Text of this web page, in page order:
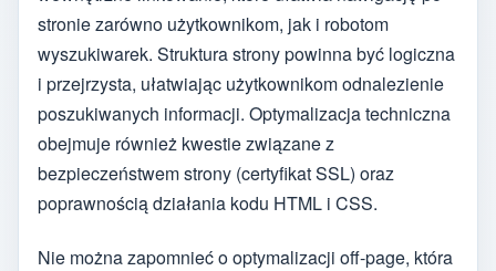
stronie zarówno użytkownikom, jak i robotom
wyszukiwarek. Struktura strony powinna być logiczna
i przejrzysta, ułatwiając użytkownikom odnalezienie
poszukiwanych informacji. Optymalizacja techniczna
obejmuje również kwestie związane z
bezpieczeństwem strony (certyfikat SSL) oraz
poprawnością działania kodu HTML i CSS.
Nie można zapomnieć o optymalizacji off-page, która